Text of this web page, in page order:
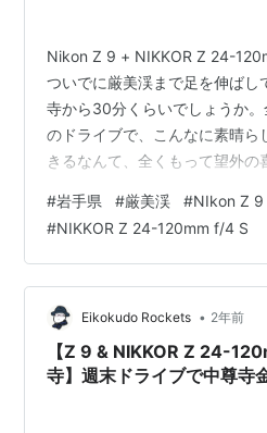
Nikon Z 9 + NIKKOR Z 24-
ついでに厳美渓まで足を伸ばし
寺から30分くらいでしょうか
のドライブで、こんなに素晴ら
きるなんて、全くもって望外の
#岩手県 #厳美渓 #NIkon Z 9
#NIKKOR Z 24-120mm f/4 S
Eikokudo Rockets • 2年前
【Z 9 & NIKKOR Z 24-
寺】週末ドライブで中尊寺